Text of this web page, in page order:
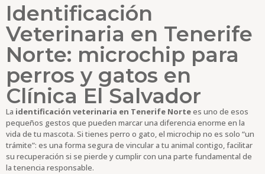
Identificación
Veterinaria en Tenerife
Norte: microchip para
perros y gatos en
Clínica El Salvador
La identificación veterinaria en Tenerife Nortees uno de esos
pequeños gestos que pueden marcar una diferencia enorme en la
vida de tu mascota. Si tienes perro o gato, el microchip no es solo “un
trámite”: es una forma segura de vincular a tu animal contigo, facilitar
su recuperación si se pierde y cumplir con una parte fundamental de
la tenencia responsable.